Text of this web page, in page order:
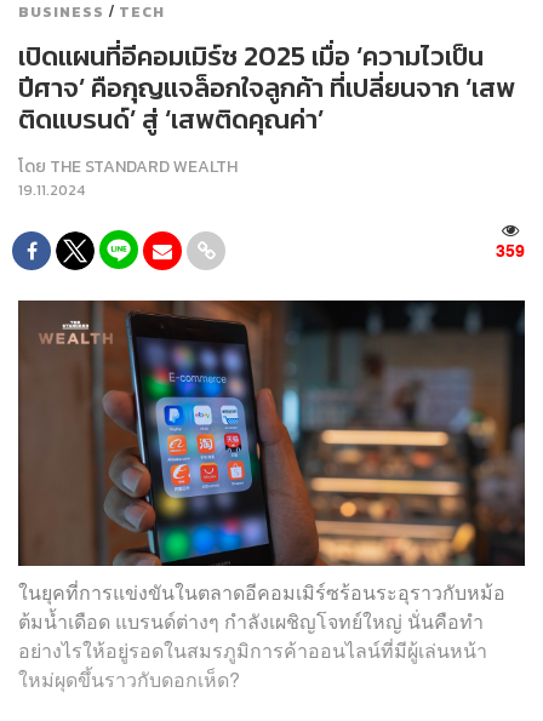
BUSINESS / TECH
เปิดแผนที่อีคอมเมิร์ซ 2025 เมื่อ ‘ความไวเป็น
ปีศาจ’ คือกุญแจล็อกใจลูกค้า ที่เปลี่ยนจาก ‘เสพ
ติดแบรนด์’ สู่ ‘เสพติดคุณค่า’
โดย THE STANDARD WEALTH
19.11.2024
359
ในยุคที่การแข่งขันในตลาดอีคอมเมิร์ซร้อนระอุราวกับหม้อ
ต้มน้ำเดือด แบรนด์ต่างๆ กำลังเผชิญโจทย์ใหญ่ นั่นคือทำ
อย่างไรให้อยู่รอดในสมรภูมิการค้าออนไลน์ที่มีผู้เล่นหน้า
ใหม่ผุดขึ้นราวกับดอกเห็ด?